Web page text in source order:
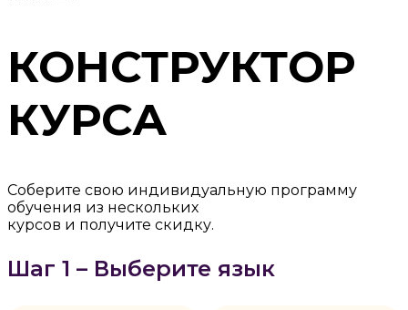
КОНСТРУКТОР
КУРСА
Соберите свою индивидуальную программу
обучения из нескольких
курсов и получите скидку.
Шаг 1 – Выберите язык